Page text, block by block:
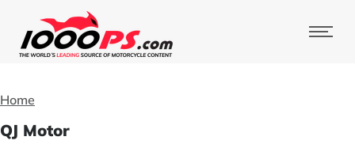
Home
QJ Motor